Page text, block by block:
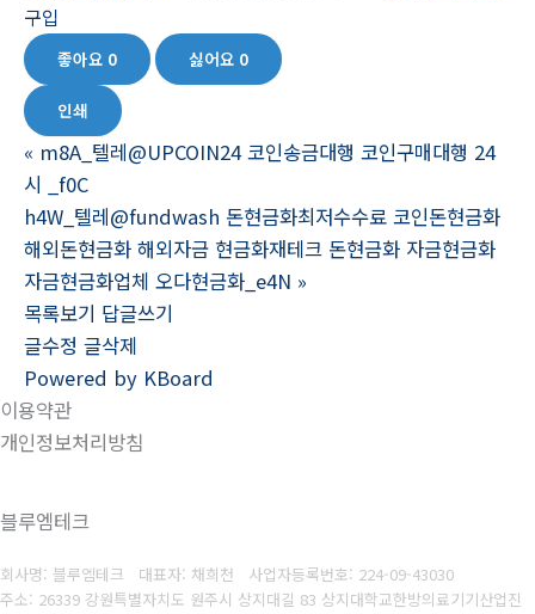
구입
좋아요 0 싫어요 0
인쇄
« m8A_텔레@UPCOIN24 코인송금대행 코인구매대행 24
시 _f0C
h4W_텔레@fundwash 돈현금화최저수수료 코인돈현금화
해외돈현금화 해외자금 현금화재테크 돈현금화 자금현금화
자금현금화업체 오다현금화_e4N »
목록보기 답글쓰기
글수정 글삭제
Powered by KBoard
이용약관
개인정보처리방침
블루엠테크
회사명: 블루엠테크 대표자: 채희천 사업자등록번호: 224-09-43030
주소: 26339 강원특별자치도 원주시 상지대길 83 상지대학교한방의료기기산업진